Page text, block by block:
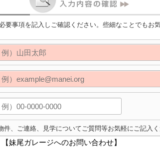
要事項を記入しご確認ください。些細なことでもお
件、ご連絡、見学についてご質問等お気軽にご記入